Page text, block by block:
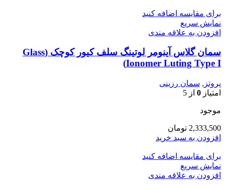
برای مقایسه اضافه کنید
نمایش سریع
افزودن به علاقه مندی
سمان گلاس آینومر لوتینگ سلف کیور کوچک (Glass
Ionomer Luting Type I)
پروتز , سمان رزینی
امتیاز 0 از 5
موجود
2,333,500 تومان
افزودن به سبد خرید
برای مقایسه اضافه کنید
نمایش سریع
افزودن به علاقه مندی